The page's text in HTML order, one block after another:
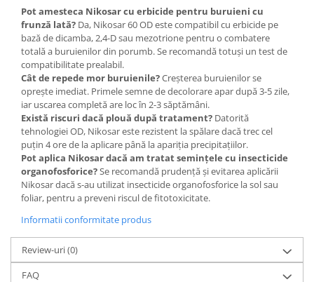
Saci
Spray si intretinere
Vinificatie
Lichidare STOC
Produse Bricolaj
Acumulatori si Incarcatoare
Baros / Ciocan / Topor
Burghie
Cantare
Centuri/chingi
Chei fixe
Cleste
Pot amesteca Nikosar cu erbicide pentru buruieni cu
frunză lată? Da, Nikosar 60 OD este compatibil cu erbicide pe
bază de dicamba, 2,4-D sau mezotrione pentru o combatere
totală a buruienilor din porumb. Se recomandă totuși un test de
compatibilitate prealabil.
Cât de repede mor buruienile?Creșterea buruienilor se
oprește imediat. Primele semne de decolorare apar după 3-5 zile,
iar uscarea completă are loc în 2-3 săptămâni.
Există riscuri dacă plouă după tratament? Datorită
tehnologiei OD, Nikosar este rezistent la spălare dacă trec cel
puțin 4 ore de la aplicare până la apariția precipitațiilor.
Pot aplica Nikosar dacă am tratat semințele cu insecticide
organofosforice?Se recomandă prudență și evitarea aplicării
Nikosar dacă s-au utilizat insecticide organofosforice la sol sau
foliar, pentru a preveni riscul de fitotoxicitate.
Informatii conformitate produs
Review-uri(0)
FAQ